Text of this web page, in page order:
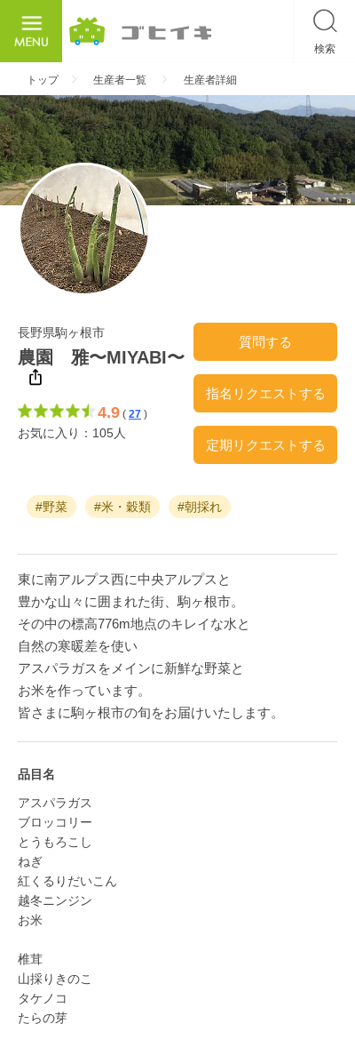
検索
トップ 生産者一覧 生産者詳細
長野県駒ヶ根市
農園 雅〜MIYABI〜
4.9 ( 27 )
お気に入り：105人
質問する
指名リクエストする
定期リクエストする
#野菜 #米・穀類 #朝採れ
東に南アルプス西に中央アルプスと
豊かな山々に囲まれた街、駒ヶ根市。
その中の標高776m地点のキレイな水と
自然の寒暖差を使い
アスパラガスをメインに新鮮な野菜と
お米を作っています。
皆さまに駒ヶ根市の旬をお届けいたします。
品目名
アスパラガス
ブロッコリー
とうもろこし
ねぎ
紅くるりだいこん
越冬ニンジン
お米
椎茸
山採りきのこ
タケノコ
たらの芽